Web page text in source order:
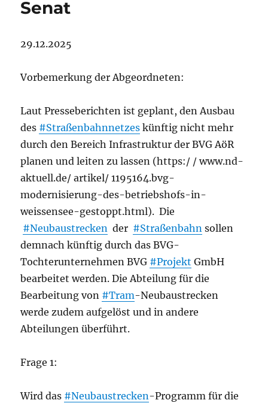
Senat
29.12.2025
Vorbemerkung der Abgeordneten:
Laut Presseberichten ist geplant, den Ausbau
des #Straßenbahnnetzes künftig nicht mehr
durch den Bereich Infrastruktur der BVG AöR
planen und leiten zu lassen (https:/ / www.nd-
aktuell.de/ artikel/ 1195164.bvg-
modernisierung-des-betriebshofs-in-
weissensee-gestoppt.html). Die
#Neubaustrecken der #Straßenbahn sollen
demnach künftig durch das BVG-
Tochterunternehmen BVG #Projekt GmbH
bearbeitet werden. Die Abteilung für die
Bearbeitung von #Tram-Neubaustrecken
werde zudem aufgelöst und in andere
Abteilungen überführt.
Frage 1:
Wird das #Neubaustrecken-Programm für die